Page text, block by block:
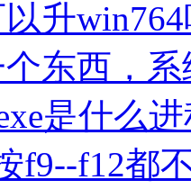
升
东西，
是什么
f9--f12都